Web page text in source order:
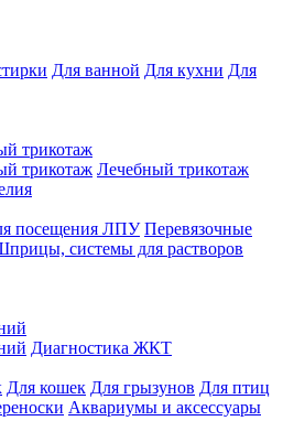
Для ванной Для кухни Для
трикотаж
трикотаж Лечебный трикотаж
посещения ЛПУ Перевязочные
системы для растворов
Диагностика ЖКТ
Для кошек Для грызунов Для птиц
Аквариумы и аксессуары